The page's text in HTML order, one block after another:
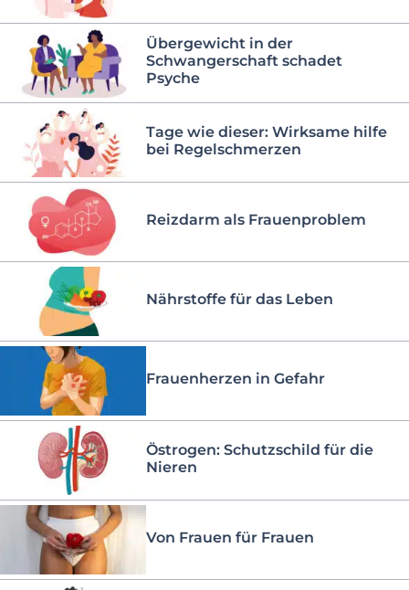
Übergewicht in der
Schwangerschaft schadet
Psyche
Tage wie dieser: Wirksame hilfe
bei Regelschmerzen
Reizdarm als Frauenproblem
Nährstoffe für das Leben
Frauenherzen in Gefahr
Östrogen: Schutzschild für die
Nieren
Von Frauen für Frauen